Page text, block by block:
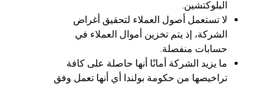
البلوكتشين.
لا تستعمل أصول العملاء لتحقيق أغراض
الشركة، إذ يتم تخزين أموال العملاء في
حسابات منفصلة.
ما يزيد الشركة أمانًا أنها حاصلة على كافة
تراخيصها من حكومة بولندا أي أنها تعمل وفق